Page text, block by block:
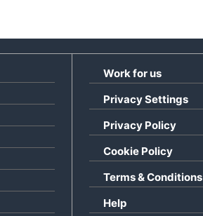
Work for us
Privacy Settings
Privacy Policy
Cookie Policy
Terms & Conditions
Help